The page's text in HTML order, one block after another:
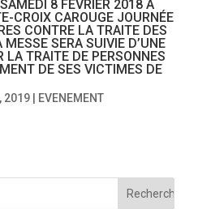
8 FÉVRIER 2018 À
CROIX CAROUGE JOURNÉE
CONTRE LA TRAITE DES
SERA SUIVIE D’UNE
LA TRAITE DE PERSONNES
DE SES VICTIMES DE
2019| EVENEMENT